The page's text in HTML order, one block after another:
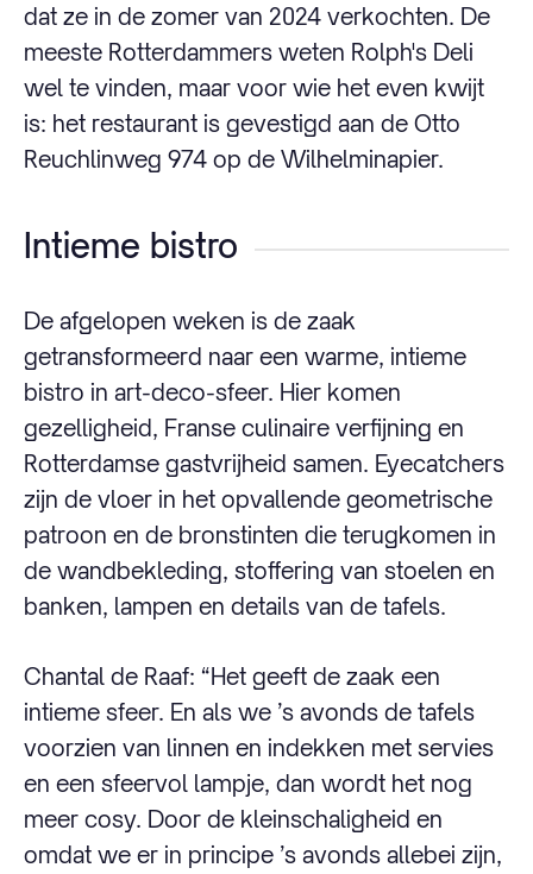
dat ze in de zomer van 2024 verkochten. De
meeste Rotterdammers weten Rolph's Deli
wel te vinden, maar voor wie het even kwijt
is: het restaurant is gevestigd aan de Otto
Reuchlinweg 974 op de Wilhelminapier.
Intieme bistro
De afgelopen weken is de zaak
getransformeerd naar een warme, intieme
bistro in art-deco-sfeer. Hier komen
gezelligheid, Franse culinaire verfijning en
Rotterdamse gastvrijheid samen. Eyecatchers
zijn de vloer in het opvallende geometrische
patroon en de bronstinten die terugkomen in
de wandbekleding, stoffering van stoelen en
banken, lampen en details van de tafels.
Chantal de Raaf: “Het geeft de zaak een
intieme sfeer. En als we ’s avonds de tafels
voorzien van linnen en indekken met servies
en een sfeervol lampje, dan wordt het nog
meer cosy. Door de kleinschaligheid en
omdat we er in principe ’s avonds allebei zijn,